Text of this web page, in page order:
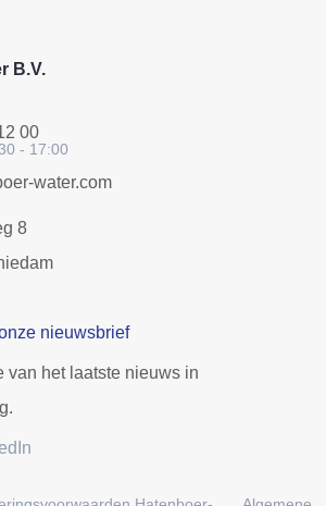
B.V.
00
- 17:00
water.com
8
nieuwsbrief
van het laatste nieuws in